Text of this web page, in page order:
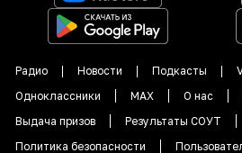
Радио Новости Подкасты
Одноклассники
MAX О нас
Выдача призов
Результаты СОУТ
Политика безопасности